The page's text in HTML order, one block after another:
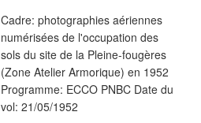
Cadre: photographies aériennes
numérisées de l'occupation des
sols du site de la Pleine-fougères
(Zone Atelier Armorique) en 1952
Programme: ECCO PNBC Date du
vol: 21/05/1952